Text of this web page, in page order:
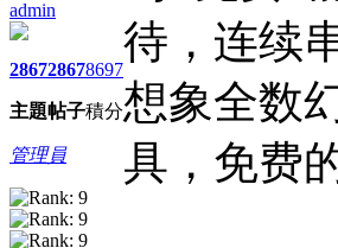
admin
2867
主題
2867
帖子
8697
積分
管理員
待，连续
想象全数
具，免费